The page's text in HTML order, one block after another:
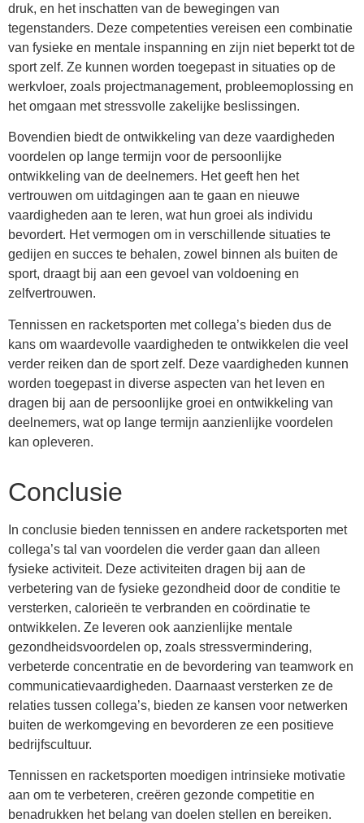
druk, en het inschatten van de bewegingen van
tegenstanders. Deze competenties vereisen een combinatie
van fysieke en mentale inspanning en zijn niet beperkt tot de
sport zelf. Ze kunnen worden toegepast in situaties op de
werkvloer, zoals projectmanagement, probleemoplossing en
het omgaan met stressvolle zakelijke beslissingen.
Bovendien biedt de ontwikkeling van deze vaardigheden
voordelen op lange termijn voor de persoonlijke
ontwikkeling van de deelnemers. Het geeft hen het
vertrouwen om uitdagingen aan te gaan en nieuwe
vaardigheden aan te leren, wat hun groei als individu
bevordert. Het vermogen om in verschillende situaties te
gedijen en succes te behalen, zowel binnen als buiten de
sport, draagt bij aan een gevoel van voldoening en
zelfvertrouwen.
Tennissen en racketsporten met collega’s bieden dus de
kans om waardevolle vaardigheden te ontwikkelen die veel
verder reiken dan de sport zelf. Deze vaardigheden kunnen
worden toegepast in diverse aspecten van het leven en
dragen bij aan de persoonlijke groei en ontwikkeling van
deelnemers, wat op lange termijn aanzienlijke voordelen
kan opleveren.
Conclusie
In conclusie bieden tennissen en andere racketsporten met
collega’s tal van voordelen die verder gaan dan alleen
fysieke activiteit. Deze activiteiten dragen bij aan de
verbetering van de fysieke gezondheid door de conditie te
versterken, calorieën te verbranden en coördinatie te
ontwikkelen. Ze leveren ook aanzienlijke mentale
gezondheidsvoordelen op, zoals stressvermindering,
verbeterde concentratie en de bevordering van teamwork en
communicatievaardigheden. Daarnaast versterken ze de
relaties tussen collega’s, bieden ze kansen voor netwerken
buiten de werkomgeving en bevorderen ze een positieve
bedrijfscultuur.
Tennissen en racketsporten moedigen intrinsieke motivatie
aan om te verbeteren, creëren gezonde competitie en
benadrukken het belang van doelen stellen en bereiken.